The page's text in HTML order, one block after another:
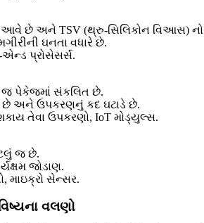
આવે છે અને TSV (થ્રુ-સિલિકોન વિઆસ)
ઘનતા વધારે છે.
પ્રોસેસર્સ.
જ પેકેજમાં સંકલિત છે.
છે અને ઉપકરણનું કદ ઘટાડે છે.
તેવા ઉપકરણો, IoT મોડ્યુલ્સ.
જ છે.
જોડાણ.
માઇક્રો સેન્સર.
વલણો